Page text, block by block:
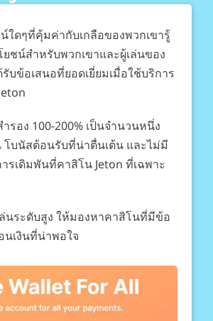
ใดๆที่คุ้มค่ากับเกลือของพวกเขารู้
ยชน์สำหรับพวกเขาและผู้เล่นของ
บข้อเสนอที่ยอดเยี่ยมเมื่อใช้บริการ
รอง 100-200% เป็นจำนวนหนึ่ง
บนัสต้อนรับที่น่าตื่นเต้น และไม่มี
รเดิมพันที่คาสิโน Jeton ที่เฉพาะ
นระดับสูง ให้มองหาคาสิโนที่มีข้อ
นเงินที่น่าพอใจ